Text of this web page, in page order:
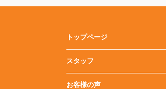
トップページ
スタッフ
お客様の声